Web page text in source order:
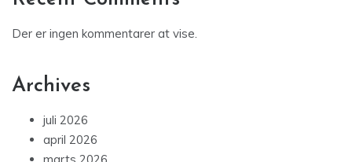
Der er ingen kommentarer at vise.
Archives
juli 2026
april 2026